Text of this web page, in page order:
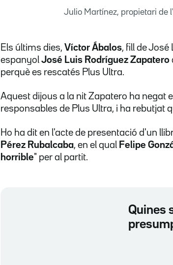
Julio Martínez, propietari de
Els últims dies, Víctor Ábalos, fill de
espanyol José Luis Rodríguez Zapatero
perquè es rescatés Plus Ultra.
Aquest dijous a la nit Zapatero ha negat
responsables de Plus Ultra, i ha rebutjat
Ho ha dit en l'acte de presentació d'un
Pérez Rubalcaba, en el qual Felipe
horrible" per al partit.
Quines